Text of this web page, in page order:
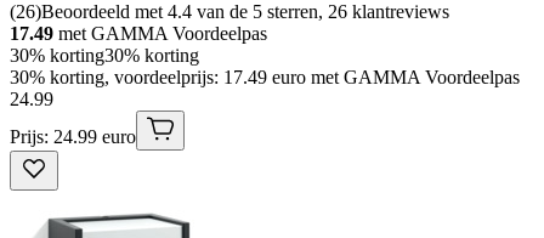
(26)Beoordeeld met 4.4 van de 5 sterren, 26 klantreviews
17.49 met GAMMA Voordeelpas
30% korting30% korting
30% korting, voordeelprijs: 17.49 euro met GAMMA Voordeelpas
24.99
Prijs: 24.99 euro